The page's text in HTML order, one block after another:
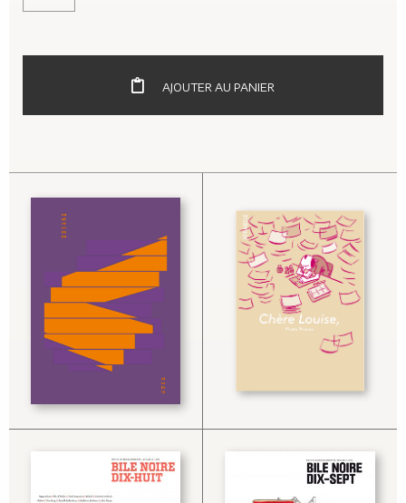
AJOUTER AU PANIER